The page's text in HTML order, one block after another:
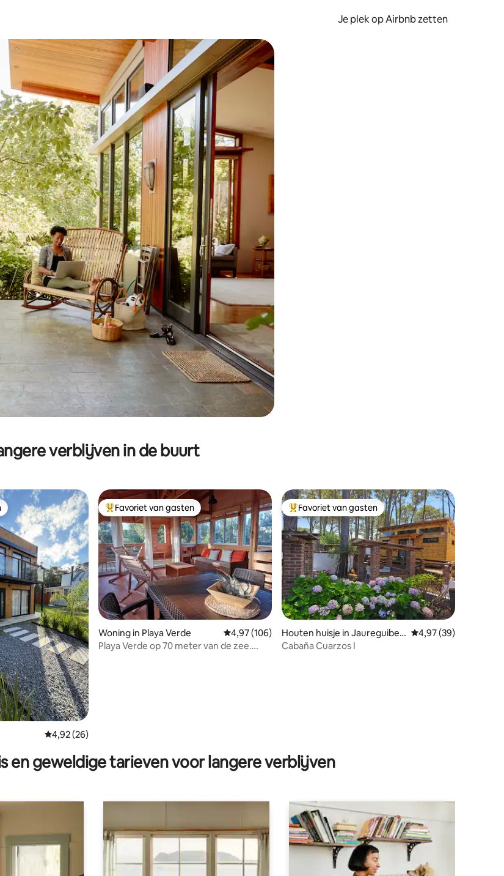
Je plek op Airbnb zetten
je de pijltjestoetsen omhoog en omlaag, óf door te tikken of swipen.
verblijven in de buurt
op 5, 36 recensies
Gemiddelde beoordeling van 4,92 op 5, 26 recensies
4,92 (26)
Topfavoriet van gasten
Favoriet van gasten
Woning in Playa Verde Gemiddelde beoordeling van 4,97 op 5, 106 recensies
4,97 (106)
Playa Verde op 70 meter van de zee.
Topfavoriet van gasten
Favoriet van gasten
Houten huisje in Jaureguiber
ry
Gemiddelde
4,97 (39)
Cabaña Cuarzos I
en geweldige tarieven voor langere verblijven